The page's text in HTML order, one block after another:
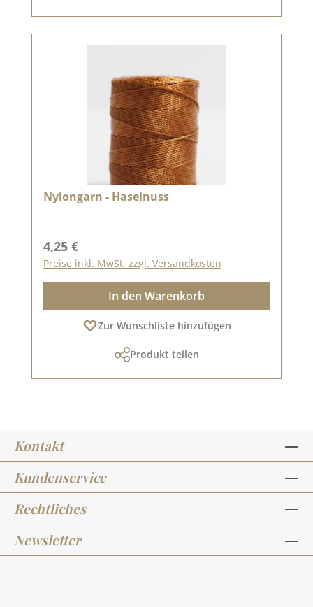
Nylongarn - Haselnuss
Regulärer Preis:
4,25 €
Preise inkl. MwSt. zzgl. Versandkosten
In den Warenkorb
Zur Wunschliste hinzufügen
Produkt teilen
Kontakt
Kundenservice
Rechtliches
Newsletter